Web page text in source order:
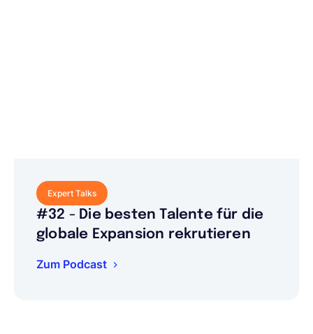
Expert Talks
#32 - Die besten Talente für die
globale Expansion rekrutieren
Zum Podcast